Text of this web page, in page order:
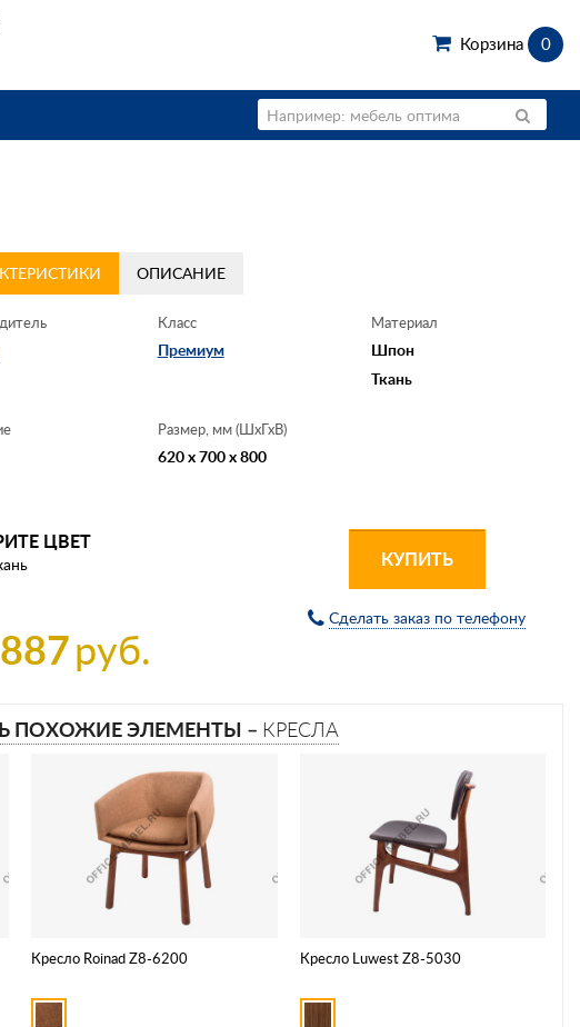
Корзина 0
ОПИСАНИЕ
Класс
Премиум
Материал
Шпон
Ткань
Размер, мм (ШхГхВ)
620 x 700 x 800
ЦВЕТ
руб.
КУПИТЬ
Сделать заказ по телефону
ПОХОЖИЕ ЭЛЕМЕНТЫ – КРЕСЛА
Кресло Roinad Z8-6200 Кресло Luwest Z8-5030